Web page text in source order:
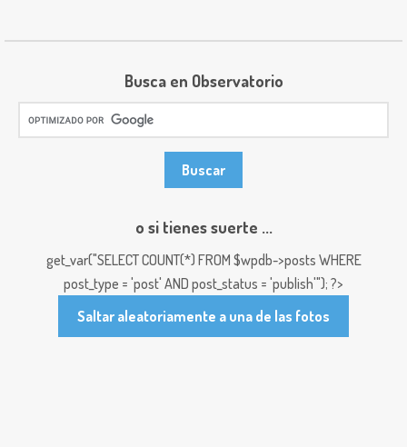
Busca en Observatorio
o si tienes suerte ...
get_var("SELECT COUNT(*) FROM $wpdb->posts WHERE
post_type = 'post' AND post_status = 'publish'"); ?>
Saltar aleatoriamente a una de las fotos